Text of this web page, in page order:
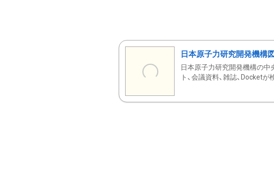
日本原子力研究開発機構
日本原子力研究開発機構の中
ト、会議資料、雑誌、Docketが